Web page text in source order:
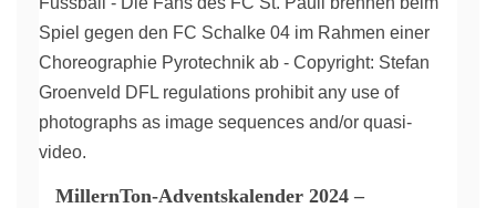
MillernTon-Adventskalender 2024 –